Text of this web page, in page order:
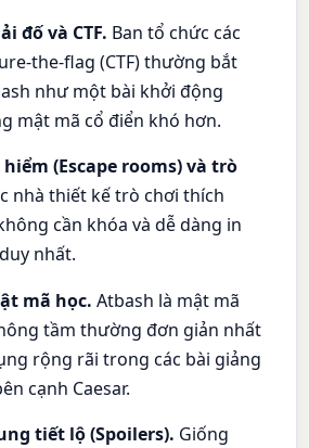
đố và CTF. Ban tổ chức các
the-flag (CTF) thường bắt
như một bài khởi động
mật mã cổ điển khó hơn.
(Escape rooms) và trò
nhà thiết kế trò chơi thích
cần khóa và dễ dàng in
nhất.
mã học. Atbash là mật mã
tầm thường đơn giản nhất
rộng rãi trong các bài giảng
cạnh Caesar.
tiết lộ (Spoilers). Giống